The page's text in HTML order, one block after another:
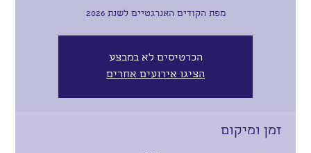
מפת הקודים האנרגטיים לשנת 2026
הכרטיסים לא במבצע
הציגו אירועים אחרים
זמן ומיקום